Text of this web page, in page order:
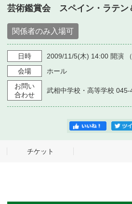
・ フロアマップ
・ 交通案内
・ よくある質問
・ 空き状況
・ 抽選対象日
・ 利用料金
・ 音楽堂のご案内
・ フロアマップ
・ 芸術参与
神奈川県立音楽堂
SNS
芸術鑑賞会 スペイン・ラテン
関係者のみ入場可
日時 2009/11/5(木) 14:00 開演 （
会場
ホール
お問い
合わせ
武相中学校・高等学校
チケット